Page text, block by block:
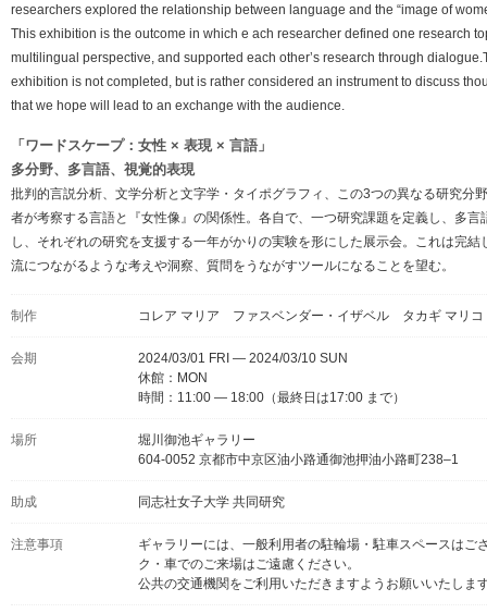
researchers explored the relationship between language and the “image of
This exhibition is the outcome in which e ach researcher defined one research
multilingual perspective, and supported each otherʼs research through
exhibition is not completed, but is rather considered an instrument to discuss
that we hope will lead to an exchange with the audience.
「ワードスケープ：女性 × 表現 × 言語」
多分野、多言語、視覚的表現
批判的言説分析、文学分析と文字学・タイポグラフィ、この3つの異なる研究分
者が考察する言語と『女性像』の関係性。各自で、一つ研究課題を定義し、多言
し、それぞれの研究を支援する一年がかりの実験を形にした展示会。これは完
流につながるような考えや洞察、質問をうながすツールになることを望む。
制作 コレア マリア ファスベンダー・イザベル タカギ マリコ
会期
2024/03/01 FRI — 2024/03/10 SUN
休館：MON
時間：11:00 — 18:00（最終日は17:00 まで）
場所
堀川御池ギャラリー
604-0052 京都市中京区油小路通御池押油小路町238‒1
助成 同志社女子大学 共同研究
注意事項
ギャラリーには、一般利用者の駐輪場・駐車スペースはご
ク・車でのご来場はご遠慮ください。
公共の交通機関をご利用いただきますようお願いいたしま